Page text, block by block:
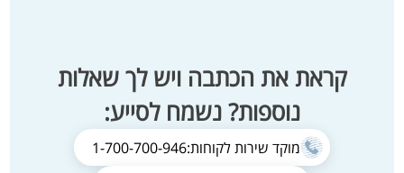
קראת את הכתבה ויש לך שאלות
נוספות? נשמח לסייע:
מוקד שירות לקוחות:1-700-700-946